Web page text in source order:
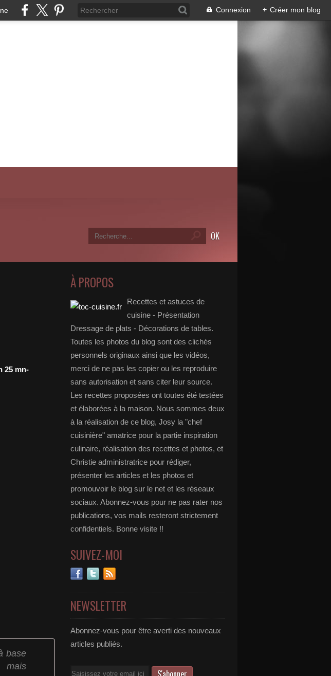
Connexion + Créer mon blog
25 mn-
base
mais
À PROPOS
Recettes et astuces de
cuisine - Présentation
Dressage de plats - Décorations de tables.
Toutes les photos du blog sont des clichés
personnels originaux ainsi que les vidéos,
merci de ne pas les copier ou les reproduire
sans autorisation et sans citer leur source.
Les recettes proposées ont toutes été testées
et élaborées à la maison. Nous sommes deux
à la réalisation de ce blog, Josy la "chef
cuisinière" amatrice pour la partie inspiration
culinaire, réalisation des recettes et photos, et
Christie administratrice pour rédiger,
présenter les articles et les photos et
promouvoir le blog sur le net et les réseaux
sociaux. Abonnez-vous pour ne pas rater nos
publications, vos mails resteront strictement
confidentiels. Bonne visite !!
SUIVEZ-MOI
NEWSLETTER
Abonnez-vous pour être averti des nouveaux
articles publiés.
Email